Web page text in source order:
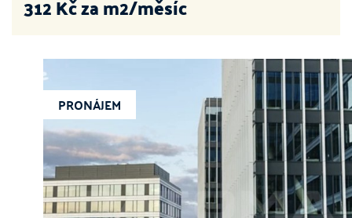
312Kč za m2/měsíc
PRONÁJEM